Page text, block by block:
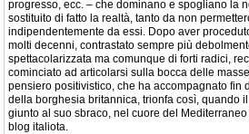
progresso, ecc. – che dominano e spogliano la
sostituito di fatto la realtà, tanto da non
indipendentemente da essi. Dopo aver
molti decenni, contrastato sempre più
spettacolarizzata ma comunque di forti radici,
cominciato ad articolarsi sulla bocca delle
pensiero positivistico, che ha accompagnato fin
della borghesia britannica, trionfa così, quando
giunto al suo sbraco, nel cuore del
blog italiota.